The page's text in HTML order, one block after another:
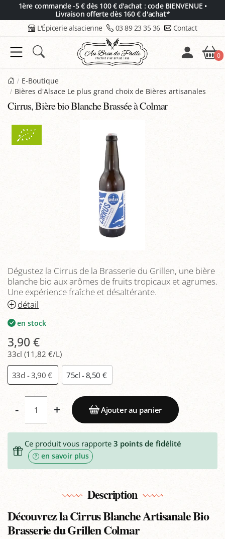
1ère commande -5 € dès 100 € d'achat : code BIENVENUE •
Livraison offerte dès 160 € d'achat*
L'Épicerie alsacienne 03 89 23 35 36 Contact
0
E-Boutique
Bières d'Alsace Le plus grand choix de Bières artisanales
Cirrus, Bière bio Blanche Brassée à Colmar
Dégustez la Cirrus de la Brasserie du Grillen, une bière
blanche bio aux arômes de fruits tropicaux et agrumes.
Une expérience fraîche et désaltérante.
détail
en stock
3,90 €
33cl (11,82 €/L)
33cl - 3,90 € 75cl - 8,50 €
- + Ajouter au panier
Ce produit vous rapporte 3 points de fidélité
en savoir plus
Description
Découvrez la Cirrus Blanche Artisanale Bio
Brasserie du Grillen Colmar
Panneau de gestion des cookies